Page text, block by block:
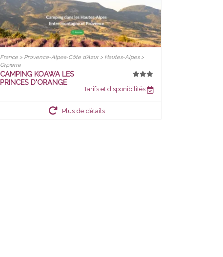
France > Provence-Alpes-Côte d'Azur > Hautes-Alpes >
Orpierre
CAMPING KOAWA LES
PRINCES D'ORANGE
Tarifs et disponibilités
Plus de détails